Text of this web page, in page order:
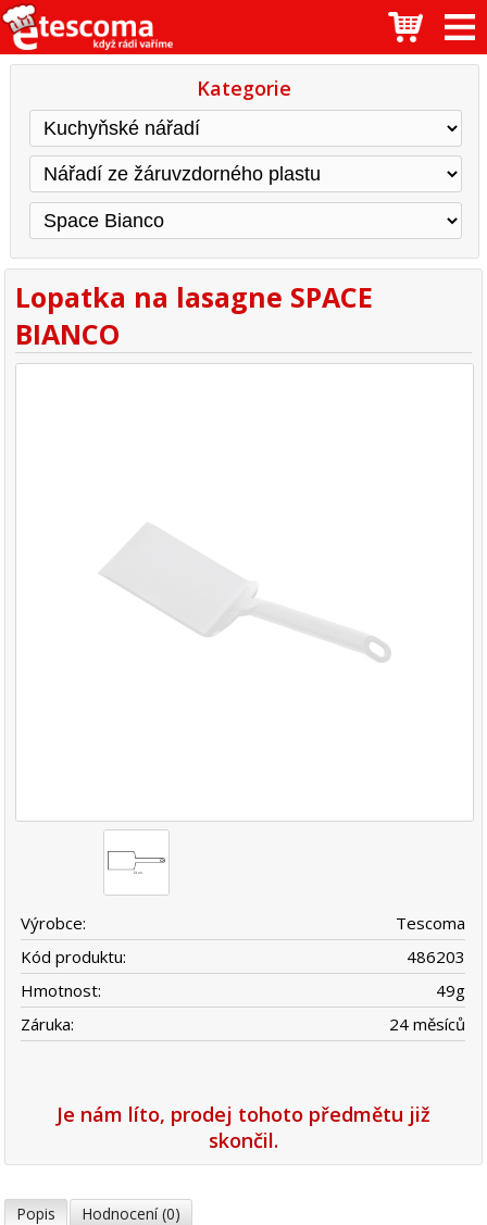
Kategorie
Lopatka na lasagne SPACE
BIANCO
Výrobce:
Tescoma
Kód produktu:
486203
Hmotnost:
49g
Záruka:
24 měsíců
Je nám líto, prodej tohoto předmětu již
skončil.
Popis Hodnocení (0)